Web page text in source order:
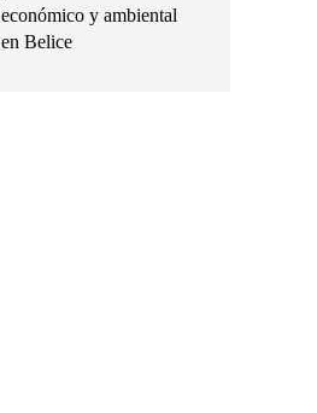
económico y ambiental
en Belice